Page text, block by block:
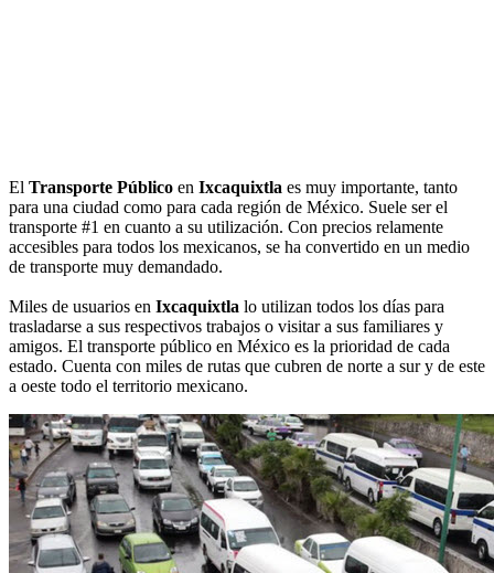
El Transporte Público en Ixcaquixtla es muy importante, tanto
para una ciudad como para cada región de México. Suele ser el
transporte #1 en cuanto a su utilización. Con precios relamente
accesibles para todos los mexicanos, se ha convertido en un medio
de transporte muy demandado.
Miles de usuarios en Ixcaquixtla lo utilizan todos los días para
trasladarse a sus respectivos trabajos o visitar a sus familiares y
amigos. El transporte público en México es la prioridad de cada
estado. Cuenta con miles de rutas que cubren de norte a sur y de este
a oeste todo el territorio mexicano.